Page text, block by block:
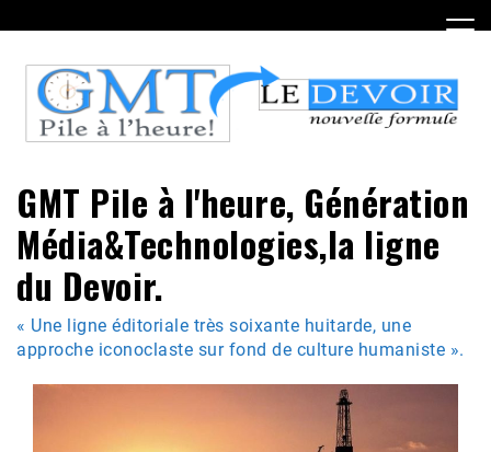
to
content
GMT Pile à l'heure, Génération
Média&Technologies,la ligne
du Devoir.
« Une ligne éditoriale très soixante huitarde, une
approche iconoclaste sur fond de culture humaniste ».